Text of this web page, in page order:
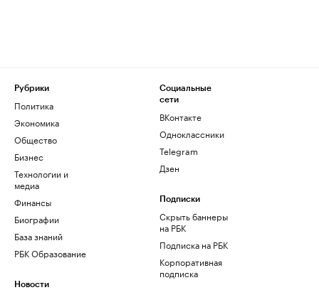
Рубрики
Политика
Экономика
Общество
Бизнес
Технологии и
медиа
Финансы
Биографии
База знаний
РБК Образование
Новости
Социальные
сети
ВКонтакте
Одноклассники
Telegram
Дзен
Подписки
Скрыть баннеры
на РБК
Подписка на РБК
Корпоративная
подписка